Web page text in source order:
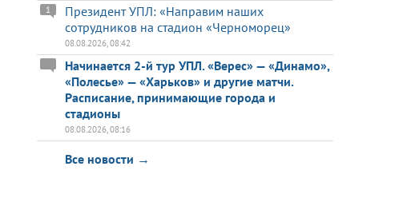
Президент УПЛ: «Направим наших
сотрудников на стадион «Черноморец»
1
08.08.2026, 08:42
Начинается 2-й тур УПЛ. «Верес» — «Динамо»,
«Полесье» — «Харьков» и другие матчи.
Расписание, принимающие города и
стадионы
08.08.2026, 08:16
Все новости →